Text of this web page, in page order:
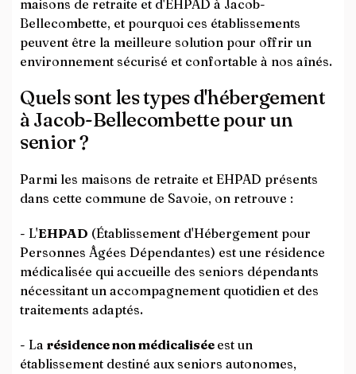
maisons de retraite et d'EHPAD à Jacob-
Bellecombette, et pourquoi ces établissements
peuvent être la meilleure solution pour offrir un
environnement sécurisé et confortable à nos aînés.
Quels sont les types d'hébergement
à Jacob-Bellecombette pour un
senior ?
Parmi les maisons de retraite et EHPAD présents
dans cette commune de Savoie, on retrouve :
- L'EHPAD (Établissement d'Hébergement pour
Personnes Âgées Dépendantes) est une résidence
médicalisée qui accueille des seniors dépendants
nécessitant un accompagnement quotidien et des
traitements adaptés.
- La résidence non médicalisée est un
établissement destiné aux seniors autonomes,